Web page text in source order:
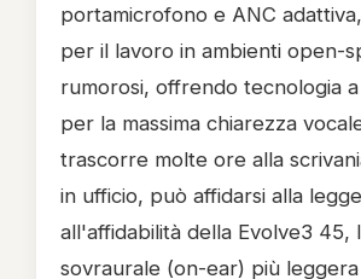
portamicrofono e ANC
per il lavoro in ambienti open-
rumorosi, offrendo tecnologia
per la massima chiarezza
trascorre molte ore alla
in ufficio, può affidarsi alla
all'affidabilità della Evolve3 45,
sovraurale (on-ear) più